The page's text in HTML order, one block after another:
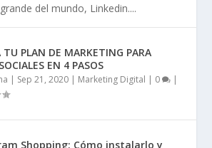
del mundo, Linkedin....
TU PLAN DE MARKETING PARA
EN 4 PASOS
| Sep 21, 2020 | Marketing Digital | 0 |
Shopping: Cómo instalarlo y